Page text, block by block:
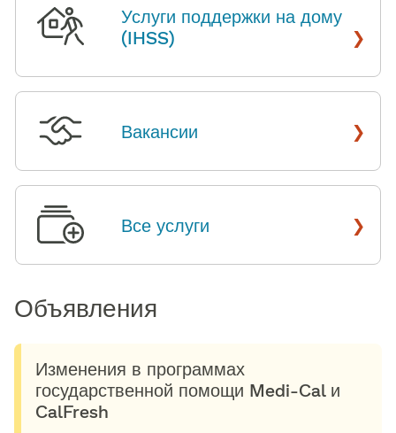
Услуги поддержки на дому
(IHSS)
›
Вакансии ›
Все услуги ›
Объявления​​
Изменения в программах
государственной помощи Medi-Cal и
CalFresh​​